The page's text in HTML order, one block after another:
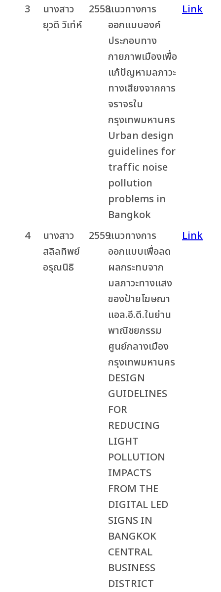
3
นางสาว
ยุวดี วิเท่ห์
2558แนวทางการ
ออกแบบองค์
ประกอบทาง
กายภาพเมืองเพื่อ
แก้ปัญหามลภาวะ
ทางเสียงจากการ
จราจรใน
กรุงเทพมหานคร
Urban design
guidelines for
traffic noise
pollution
problems in
Bangkok
Link
4
นางสาว
สลิลทิพย์
อรุณนิธิ
2559แนวทางการ
ออกแบบเพื่อลด
ผลกระทบจาก
มลภาวะทางแสง
ของป้ายโฆษณา
แอล.อี.ดี.ในย่าน
พาณิชยกรรม
ศูนย์กลางเมือง
กรุงเทพมหานคร
DESIGN
GUIDELINES
FOR
REDUCING
LIGHT
POLLUTION
IMPACTS
FROM THE
DIGITAL LED
SIGNS IN
BANGKOK
CENTRAL
BUSINESS
DISTRICT
Link